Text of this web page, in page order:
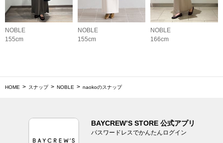
NOBLE
155cm
NOBLE
155cm
NOBLE
166cm
HOME スナップ NOBLE naokoのスナップ
BAYCREW’S STORE 公式アプリ
パスワードレスでかんたんログイン